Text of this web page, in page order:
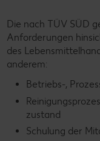
Die nach TÜV SÜD
Anforderungen
des
anderem:
Betriebs-,
zustand
Schulung der